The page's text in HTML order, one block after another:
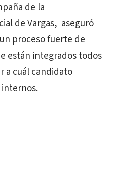
de la
de Vargas, aseguró
proceso fuerte de
están integrados todos
a cuál candidato